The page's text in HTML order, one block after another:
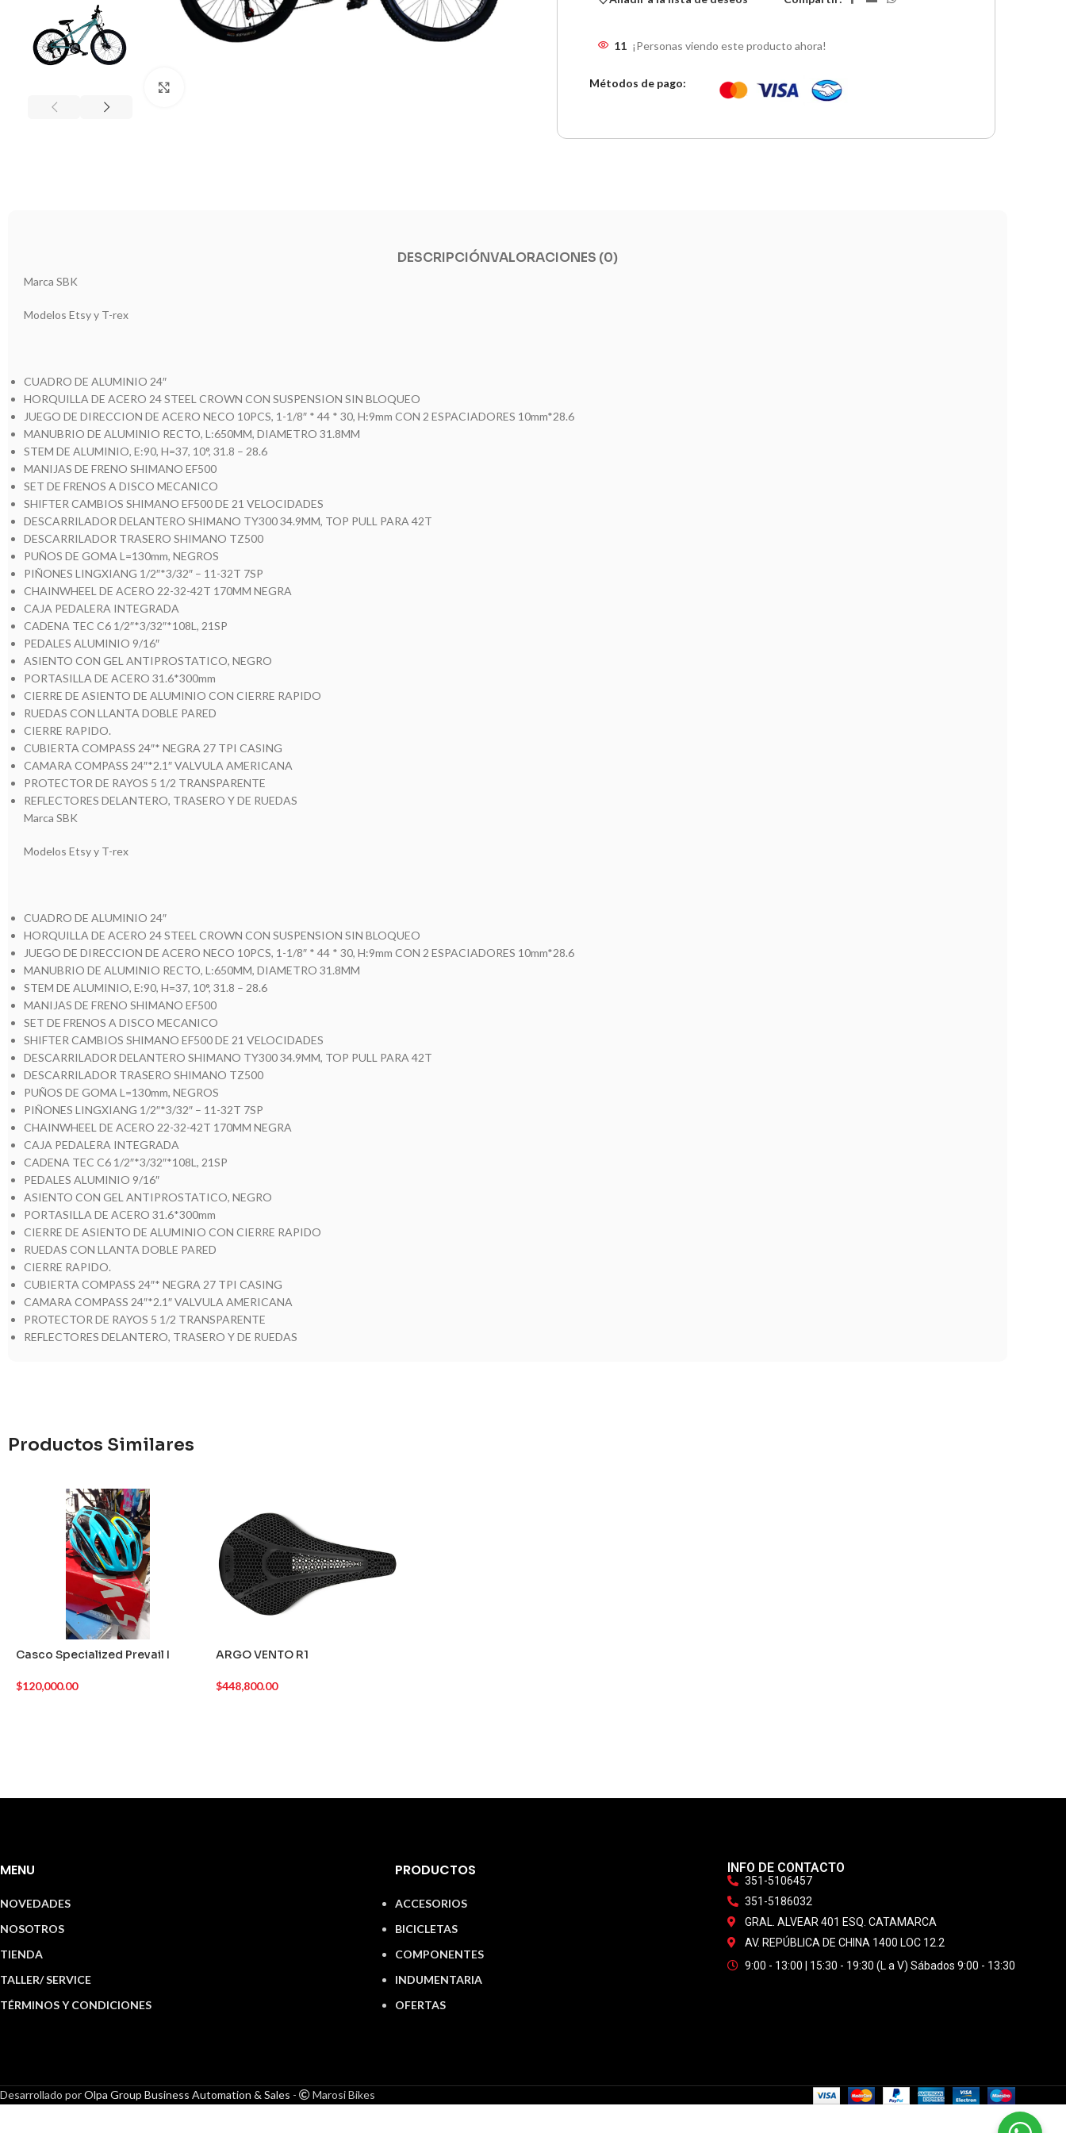
11 ¡Personas viendo este producto ahora!
Métodos de pago:
DESCRIPCIÓNVALORACIONES (0)
Marca SBK
Modelos Etsy y T-rex
CUADRO DE ALUMINIO 24″
HORQUILLA DE ACERO 24 STEEL CROWN CON SUSPENSION SIN BLOQUEO
JUEGO DE DIRECCION DE ACERO NECO 10PCS, 1-1/8″ * 44 * 30, H:9mm CON 2 ESPACIADORES 10mm*28.6
MANUBRIO DE ALUMINIO RECTO, L:650MM, DIAMETRO 31.8MM
STEM DE ALUMINIO, E:90, H=37, 10°, 31.8 – 28.6
MANIJAS DE FRENO SHIMANO EF500
SET DE FRENOS A DISCO MECANICO
SHIFTER CAMBIOS SHIMANO EF500 DE 21 VELOCIDADES
DESCARRILADOR DELANTERO SHIMANO TY300 34.9MM, TOP PULL PARA 42T
DESCARRILADOR TRASERO SHIMANO TZ500
PUÑOS DE GOMA L=130mm, NEGROS
PIÑONES LINGXIANG 1/2″*3/32″ – 11-32T 7SP
CHAINWHEEL DE ACERO 22-32-42T 170MM NEGRA
CAJA PEDALERA INTEGRADA
CADENA TEC C6 1/2″*3/32″*108L, 21SP
PEDALES ALUMINIO 9/16″
ASIENTO CON GEL ANTIPROSTATICO, NEGRO
PORTASILLA DE ACERO 31.6*300mm
CIERRE DE ASIENTO DE ALUMINIO CON CIERRE RAPIDO
RUEDAS CON LLANTA DOBLE PARED
CIERRE RAPIDO.
CUBIERTA COMPASS 24″* NEGRA 27 TPI CASING
CAMARA COMPASS 24″*2.1″ VALVULA AMERICANA
PROTECTOR DE RAYOS 5 1/2 TRANSPARENTE
REFLECTORES DELANTERO, TRASERO Y DE RUEDAS
Marca SBK
Modelos Etsy y T-rex
CUADRO DE ALUMINIO 24″
HORQUILLA DE ACERO 24 STEEL CROWN CON SUSPENSION SIN BLOQUEO
JUEGO DE DIRECCION DE ACERO NECO 10PCS, 1-1/8″ * 44 * 30, H:9mm CON 2 ESPACIADORES 10mm*28.6
MANUBRIO DE ALUMINIO RECTO, L:650MM, DIAMETRO 31.8MM
STEM DE ALUMINIO, E:90, H=37, 10°, 31.8 – 28.6
MANIJAS DE FRENO SHIMANO EF500
SET DE FRENOS A DISCO MECANICO
SHIFTER CAMBIOS SHIMANO EF500 DE 21 VELOCIDADES
DESCARRILADOR DELANTERO SHIMANO TY300 34.9MM, TOP PULL PARA 42T
DESCARRILADOR TRASERO SHIMANO TZ500
PUÑOS DE GOMA L=130mm, NEGROS
PIÑONES LINGXIANG 1/2″*3/32″ – 11-32T 7SP
CHAINWHEEL DE ACERO 22-32-42T 170MM NEGRA
CAJA PEDALERA INTEGRADA
CADENA TEC C6 1/2″*3/32″*108L, 21SP
PEDALES ALUMINIO 9/16″
ASIENTO CON GEL ANTIPROSTATICO, NEGRO
PORTASILLA DE ACERO 31.6*300mm
CIERRE DE ASIENTO DE ALUMINIO CON CIERRE RAPIDO
RUEDAS CON LLANTA DOBLE PARED
CIERRE RAPIDO.
CUBIERTA COMPASS 24″* NEGRA 27 TPI CASING
CAMARA COMPASS 24″*2.1″ VALVULA AMERICANA
PROTECTOR DE RAYOS 5 1/2 TRANSPARENTE
REFLECTORES DELANTERO, TRASERO Y DE RUEDAS
Productos Similares
Casco Specialized Prevail I
$120,000.00
ARGO VENTO R1
$448,800.00
MENU
NOVEDADES
NOSOTROS
TIENDA
TALLER/ SERVICE
TÉRMINOS Y CONDICIONES
PRODUCTOS
ACCESORIOS
BICICLETAS
COMPONENTES
INDUMENTARIA
OFERTAS
INFO DE CONTACTO
351-5106457
351-5186032
GRAL. ALVEAR 401 ESQ. CATAMARCA
AV. REPÚBLICA DE CHINA 1400 LOC 12.2
9:00 - 13:00 | 15:30 - 19:30 (L a V) Sábados 9:00 - 13:30
Desarrollado porOlpa Group Business Automation & Sales - Marosi Bikes